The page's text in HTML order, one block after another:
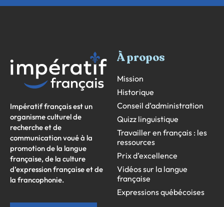
Impératif français est un
organisme culturel de
recherche et de
communication voué à la
promotion de la langue
française, de la culture
d’expression française et de
la francophonie.
À propos
Mission
Historique
Conseil d’administration
Quizz linguistique
Travailler en français : les
ressources
Prix d’excellence
Vidéos sur la langue
française
Expressions québécoises